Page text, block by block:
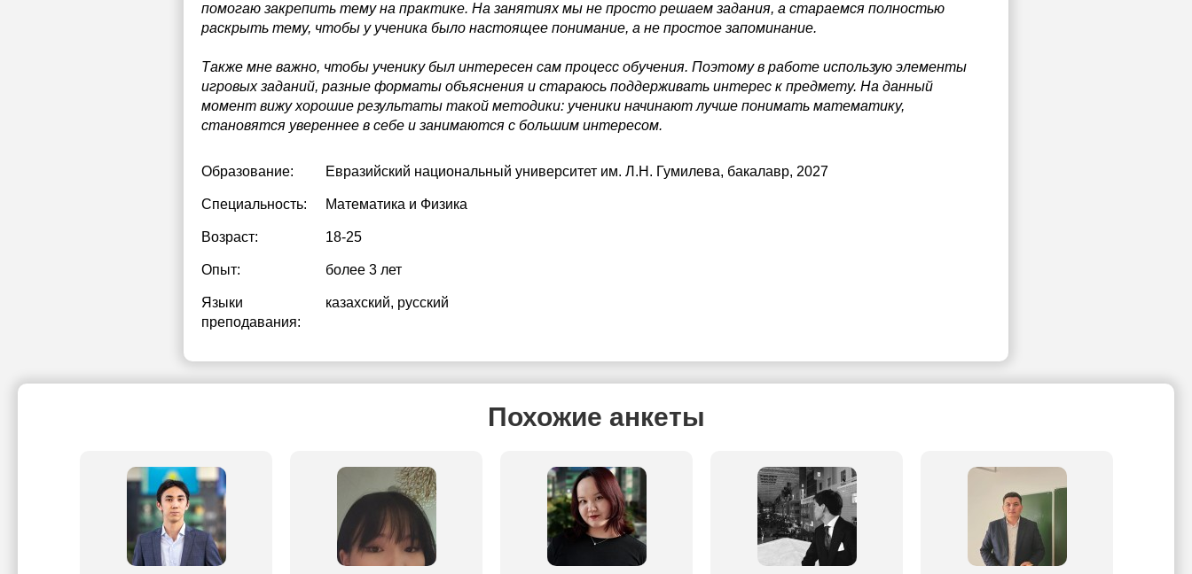
помогаю закрепить тему на практике. На занятиях мы не просто решаем задания, а стараемся полностью
раскрыть тему, чтобы у ученика было настоящее понимание, а не простое запоминание.
Также мне важно, чтобы ученику был интересен сам процесс обучения. Поэтому в работе использую элементы
игровых заданий, разные форматы объяснения и стараюсь поддерживать интерес к предмету. На данный
момент вижу хорошие результаты такой методики: ученики начинают лучше понимать математику,
становятся увереннее в себе и занимаются с большим интересом.
Образование: Евразийский национальный университет им. Л.Н. Гумилева, бакалавр, 2027
Специальность: Математика и Физика
Возраст: 18-25
Опыт: более 3 лет
Языки
преподавания:
казахский, русский
Похожие анкеты